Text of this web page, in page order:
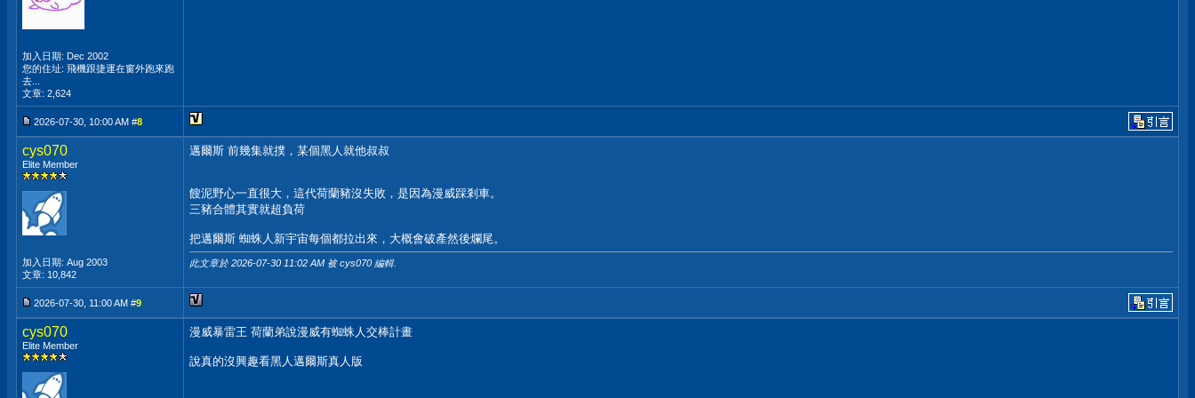
加入日期: Dec 2002
您的住址: 飛機跟捷運在窗外跑來跑
去...
文章: 2,624
2026-07-30, 10:00 AM #8
cys070
Elite Member
加入日期: Aug 2003
文章: 10,842
邁爾斯 前幾集就撲，某個黑人就他叔叔
餿泥野心一直很大，這代荷蘭豬沒失敗，是因為漫威踩剎車。
三豬合體其實就超負荷
把邁爾斯 蜘蛛人新宇宙每個都拉出來，大概會破產然後爛尾。
此文章於 2026-07-30 11:02 AM 被 cys070 編輯.
2026-07-30, 11:00 AM #9
cys070
Elite Member
漫威暴雷王 荷蘭弟說漫威有蜘蛛人交棒計畫
說真的沒興趣看黑人邁爾斯真人版